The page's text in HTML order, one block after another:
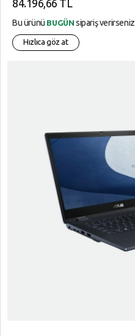
84.196,66 TL
Bu ürünü BUGÜN sipariş
Hızlıca göz at